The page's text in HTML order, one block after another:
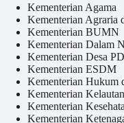
Kementerian Agama
Kementerian Agraria
Kementerian BUMN
Kementerian Dalam
Kementerian Desa
Kementerian ESDM
Kementerian Hukum
Kementerian
Kementerian
Kementerian